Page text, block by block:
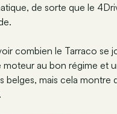
de sorte que le
combien le Tarraco
au bon régime et
belges, mais cela